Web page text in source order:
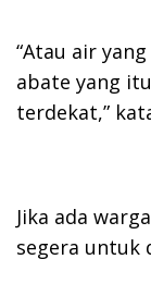
“Atau air
abate yang
terdekat,”
Jika ada
segera untuk